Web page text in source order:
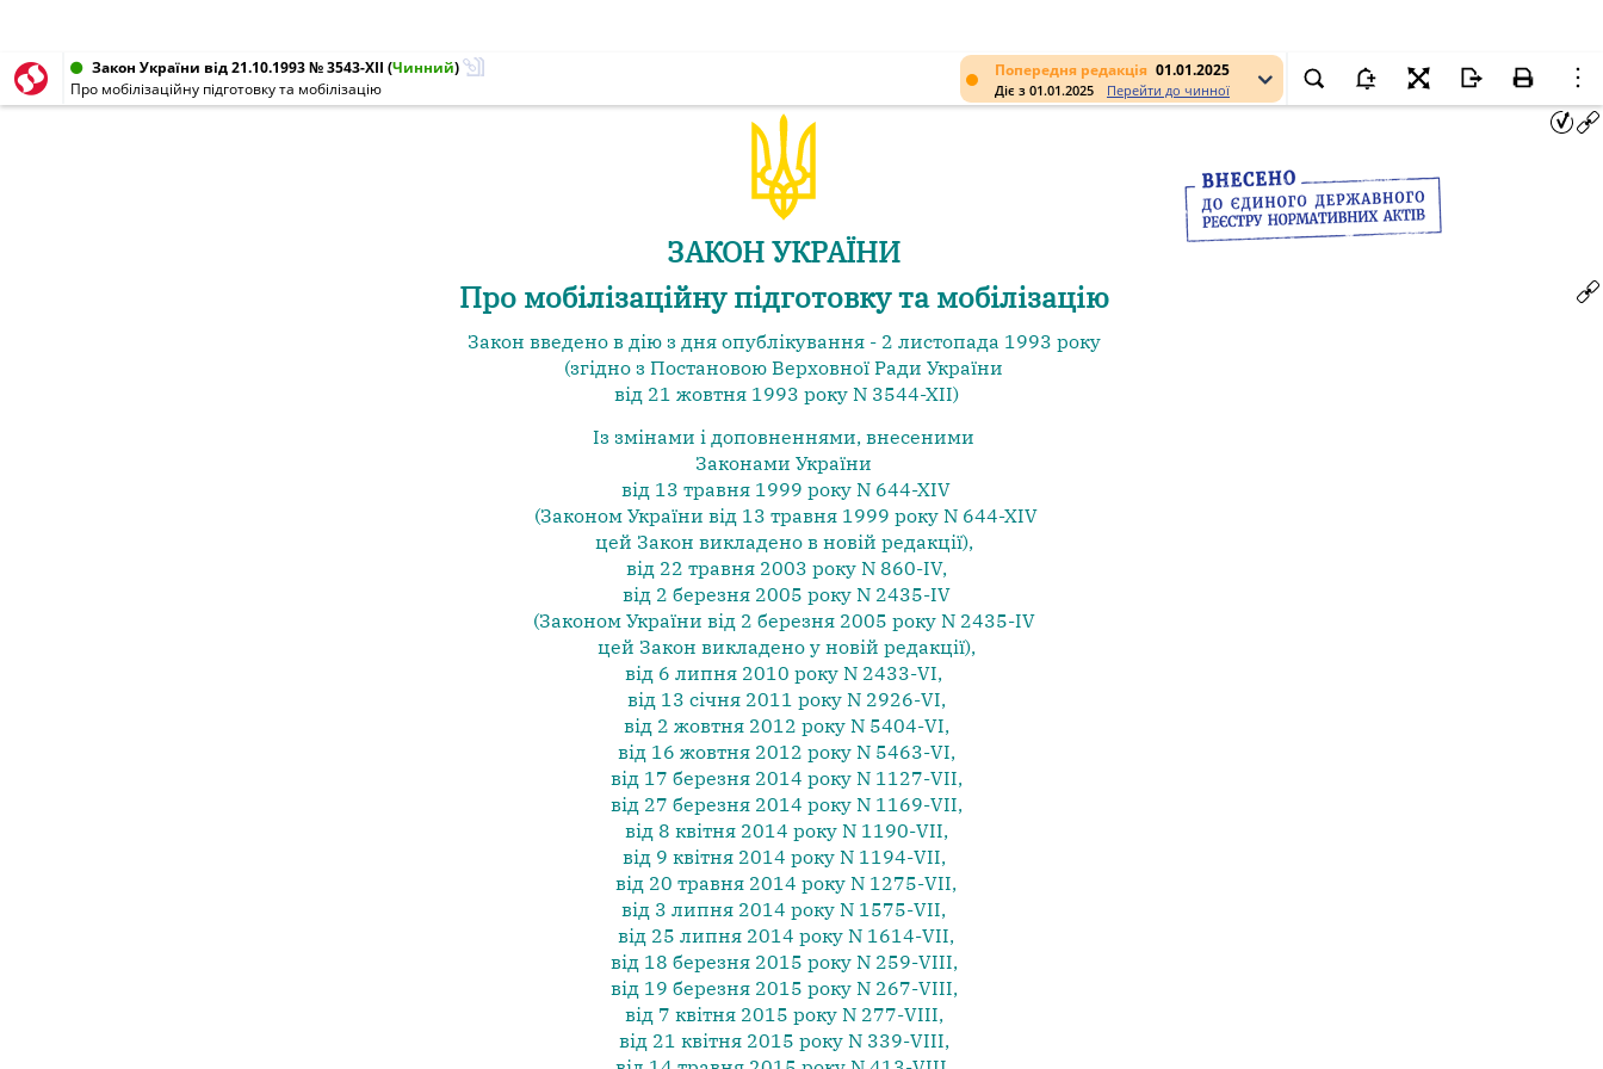
Попередня редакція 01.01.2025
Діє з 01.01.2025 Перейти до чинної
Закон України від 21.10.1993 № 3543-XII (Чинний)
Про мобілізаційну підготовку та мобілізацію